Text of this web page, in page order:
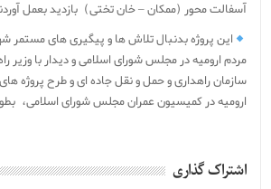
آسفالت محور (ممکان – خان تختی) بازدید بعمل
این پروژه بدنبال تلاش ها و پیگیری های مستمر
مردم ارومیه در مجلس شورای اسلامی و دیدار با وزیر
سازمان راهداری و حمل و نقل جاده ای و طرح پروژه
ارومیه در کمیسیون عمران مجلس شورای اسلامی، بطول ۷ کیلومتر آغاز
اشتراک گذاری